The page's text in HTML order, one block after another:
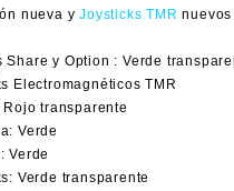
nueva yJoysticks TMR nuevos
Share y Option : Verde
Electromagnéticos TMR
Rojo transparente
Verde
Verde
Verde transparente